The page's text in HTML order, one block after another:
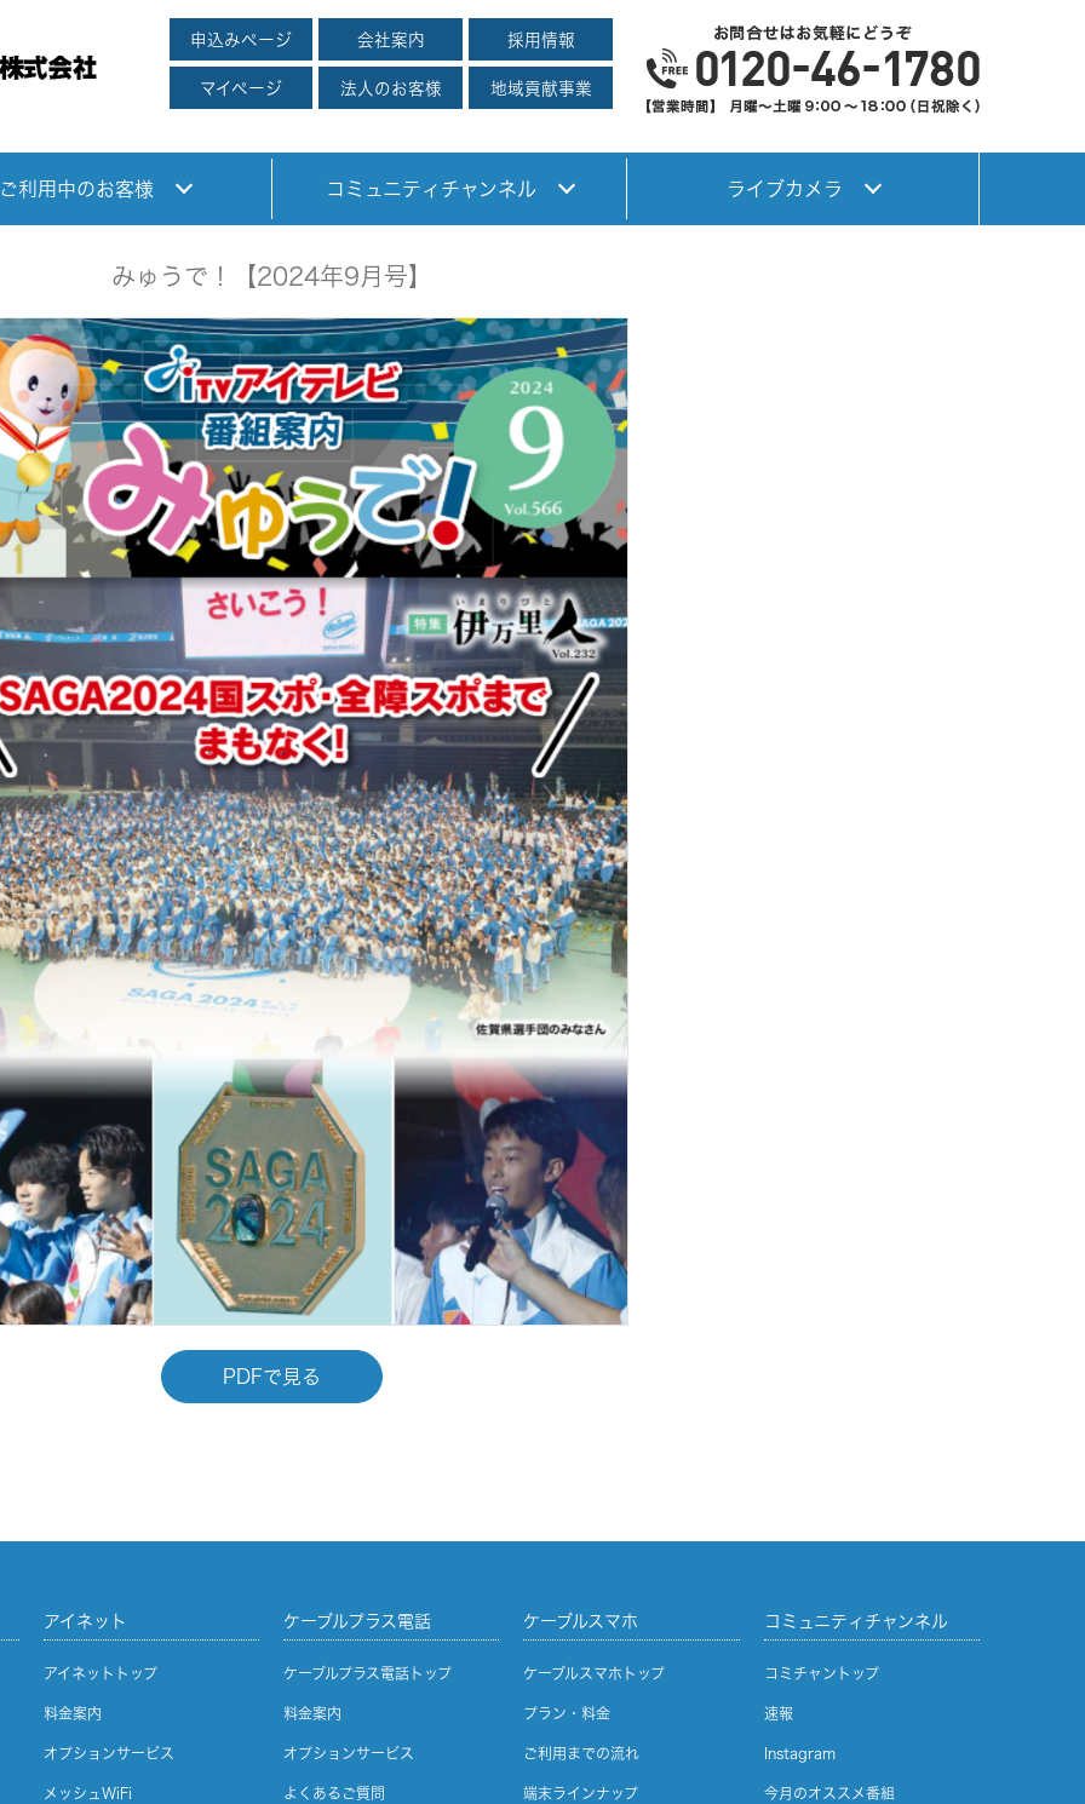
申込みページ 会社案内 採用情報
マイページ 法人のお客様 地域貢献事業
ご利用中のお客様 コミュニティチャンネル ライブカメラ
みゅうで！【2024年9月号】
PDFで見る
アイネット
アイネットトップ
料金案内
オプションサービス
メッシュWiFi
ケーブルプラス電話
ケーブルプラス電話トップ
料金案内
オプションサービス
よくあるご質問
ケーブルスマホ
ケーブルスマホトップ
プラン・料金
ご利用までの流れ
端末ラインナップ
コミュニティチャンネル
コミチャントップ
速報
Instagram
今月のオススメ番組